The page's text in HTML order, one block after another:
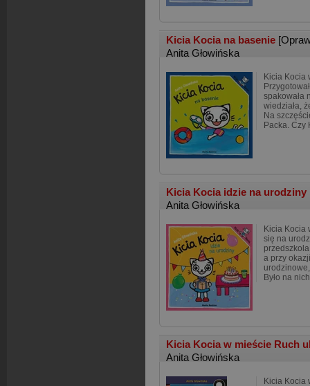
Kicia Kocia na basenie
Anita Głowińska
Kicia Kocia
spakowała
wiedziała,
Na
Packa. Czy
Kicia Kocia idzie na urodziny
Anita Głowińska
Kicia Kocia
się na
a przy
Było na
Kicia Kocia w mieście Ruch
Anita Głowińska
Kicia Kocia